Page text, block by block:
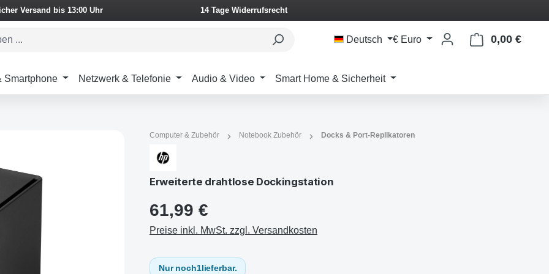
Versand bis 13:00 Uhr 14 Tage Widerrufsrecht
Deutsch € Euro 0,00 €
Smartphone Netzwerk & Telefonie Audio & Video Smart Home & Sicherheit
Computer & Zubehör Notebook Zubehör Docks & Port-Replikatoren
Erweiterte drahtlose Dockingstation
61,99 €
Preise inkl. MwSt. zzgl. Versandkosten
Nur noch1lieferbar.